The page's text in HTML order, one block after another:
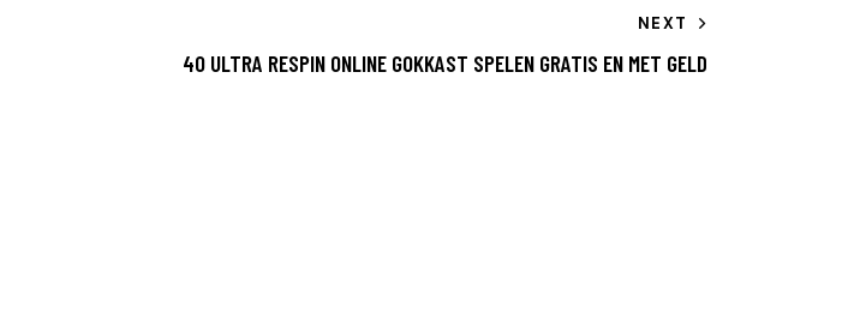
NEXT
40 ULTRA RESPIN ONLINE GOKKAST SPELEN GRATIS EN MET GELD